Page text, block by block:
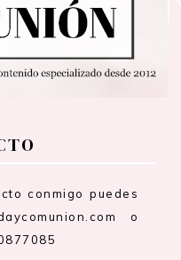
conmigo puedes
o